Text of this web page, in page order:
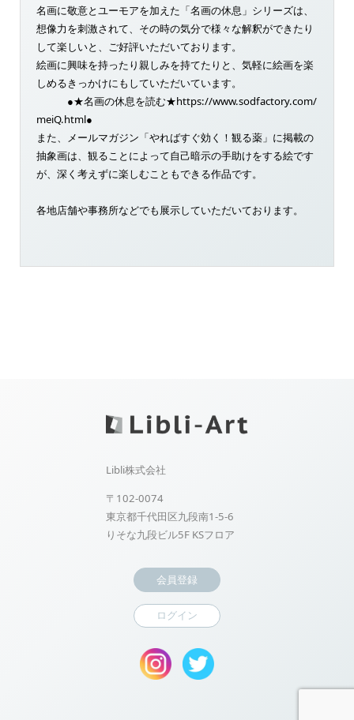
名画に敬意とユーモアを加えた「名画の休息」シリーズは、
想像力を刺激されて、その時の気分で様々な解釈ができたり
して楽しいと、ご好評いただいております。
絵画に興味を持ったり親しみを持てたりと、気軽に絵画を楽
しめるきっかけにもしていただいています。
●★名画の休息を読む★https://www.sodfactory.com/
meiQ.html●
また、メールマガジン「やればすぐ効く！観る薬」に掲載の
抽象画は、観ることによって自己暗示の手助けをする絵です
が、深く考えずに楽しむこともできる作品です。
各地店舗や事務所などでも展示していただいております。
Libli株式会社
〒102-0074
東京都千代田区九段南1-5-6
りそな九段ビル5F KSフロア
会員登録
ログイン